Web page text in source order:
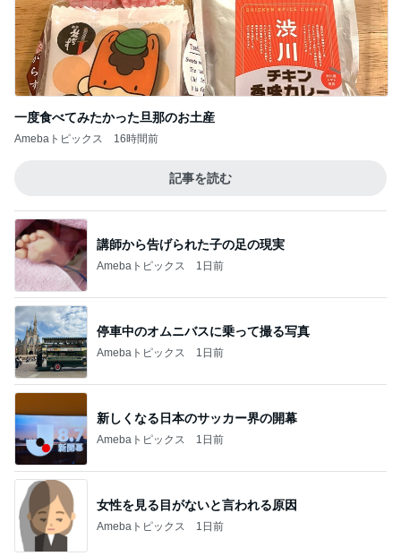
一度食べてみたかった旦那のお土産
Amebaトピックス 16時間前
記事を読む
講師から告げられた子の足の現実
Amebaトピックス 1日前
停車中のオムニバスに乗って撮る写真
Amebaトピックス 1日前
新しくなる日本のサッカー界の開幕
Amebaトピックス 1日前
女性を見る目がないと言われる原因
Amebaトピックス 1日前